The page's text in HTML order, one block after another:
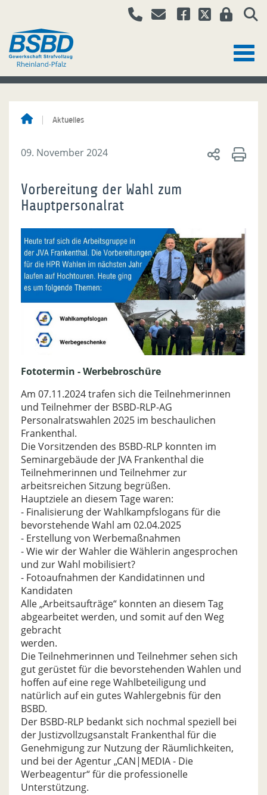
Aktuelles
09. November 2024
Vorbereitung der Wahl zum
Hauptpersonalrat
Fototermin - Werbebroschüre
Am 07.11.2024 trafen sich die Teilnehmerinnen
und Teilnehmer der BSBD-RLP-AG
Personalratswahlen 2025 im beschaulichen
Frankenthal.
Die Vorsitzenden des BSBD-RLP konnten im
Seminargebäude der JVA Frankenthal die
Teilnehmerinnen und Teilnehmer zur
arbeitsreichen Sitzung begrüßen.
Hauptziele an diesem Tage waren:
- Finalisierung der Wahlkampfslogans für die
bevorstehende Wahl am 02.04.2025
- Erstellung von Werbemaßnahmen
- Wie wir der Wahler die Wählerin angesprochen
und zur Wahl mobilisiert?
- Fotoaufnahmen der Kandidatinnen und
Kandidaten
Alle „Arbeitsaufträge“ konnten an diesem Tag
abgearbeitet werden, und somit auf den Weg
gebracht
werden.
Die Teilnehmerinnen und Teilnehmer sehen sich
gut gerüstet für die bevorstehenden Wahlen und
hoffen auf eine rege Wahlbeteiligung und
natürlich auf ein gutes Wahlergebnis für den
BSBD.
Der BSBD-RLP bedankt sich nochmal speziell bei
der Justizvollzugsanstalt Frankenthal für die
Genehmigung zur Nutzung der Räumlichkeiten,
und bei der Agentur „CAN|MEDIA - Die
Werbeagentur“ für die professionelle
Unterstützung.